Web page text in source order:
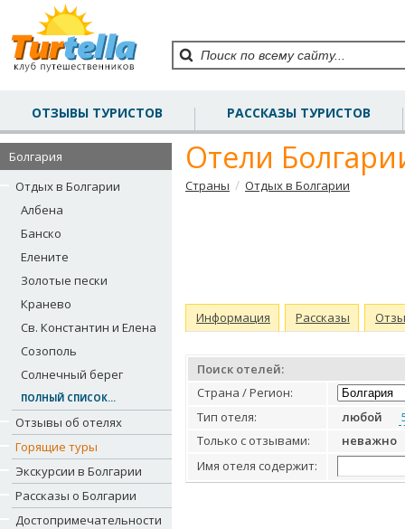
ОТЗЫВЫ ТУРИСТОВ РАССКАЗЫ ТУРИСТОВ
Болгария
Отдых в Болгарии
Албена
Банско
Елените
Золотые пески
Кранево
Св. Константин и Елена
Созополь
Солнечный берег
ПОЛНЫЙ СПИСОК...
Отзывы об отелях
Горящие туры
Экскурсии в Болгарии
Рассказы о Болгарии
Достопримечательности
Отели
Страны / Отдых в Болгарии
Информация Рассказы
Поиск отелей:
Страна / Регион:
Тип отеля:
любой
Только с отзывами:
неважно
Имя отеля содержит: